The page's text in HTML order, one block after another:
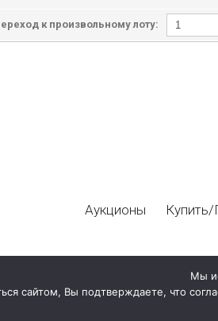
к произвольному лоту:
Аукционы
Мы
сайтом, Вы подтверждаете, что